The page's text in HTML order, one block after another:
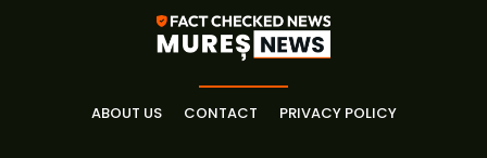
ABOUT US CONTACT PRIVACY POLICY